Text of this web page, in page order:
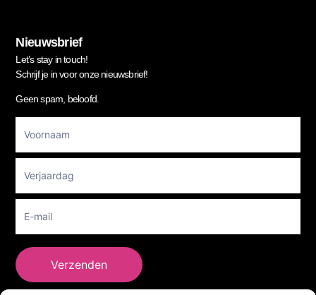
Nieuwsbrief
Let’s stay in touch!
Schrijf je in voor onze nieuwsbrief!
Geen spam, beloofd.
Newsletter
Verzenden